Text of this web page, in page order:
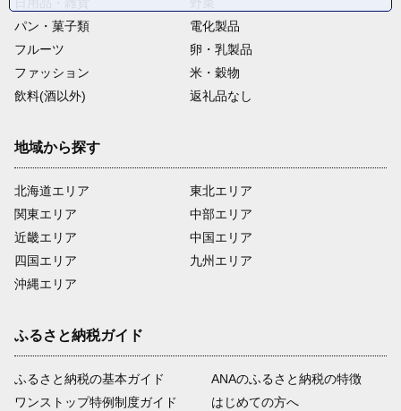
パン・菓子類
電化製品
フルーツ
卵・乳製品
ファッション
米・穀物
飲料(酒以外)
返礼品なし
地域から探す
北海道エリア
関東エリア
近畿エリア
四国エリア
沖縄エリア
東北エリア
中部エリア
中国エリア
九州エリア
ふるさと納税ガイド
ふるさと納税の基本ガイド
ワンストップ特例制度ガイド
ANAのふるさと納税の特徴
はじめての方へ